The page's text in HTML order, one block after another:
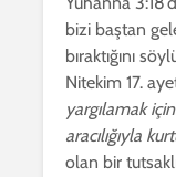
bizi baştan
bıraktığını
Nitekim 17.
yargılamak
aracılığıyla
olan bir